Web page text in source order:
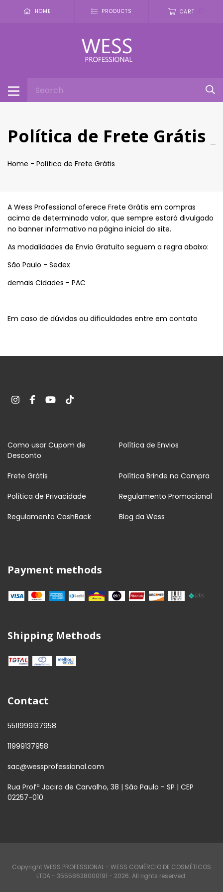
HOME PRODUCTS CART
Política de Frete Grátis
Home - Política de Frete Grátis
A Wess Professional oferece Frete Grátis em compras
acima de determinado valor, que sempre estará divulgado
no banner informativo na página inicial do site.
As modalidades de Envio Gratuito seguem a regra abaixo:
São Paulo - Sedex
demais Cidades - PAC
Em caso de dúvidas ou dificuldades entre em contato
Como usar Cupom de
Desconto
Política de Envios
Frete Grátis Política Brinde na Compra
Política de Privacidade Regulamento Promocional
Regulamento CashBack Blog da Wess
Payment methods
Shipping Methods
Contact
5511999137958
11999137958
sac@wessprofessional.com
Rua Profª Jacira de Carvalho, 38 | São Paulo - SP | CEP
02257-010
Copyright WESS PROFESSIONAL - WESS COMÉRCIO DE COSMÉTICOS
LTDA - 35558628000191 - 2026. All rights reserved.